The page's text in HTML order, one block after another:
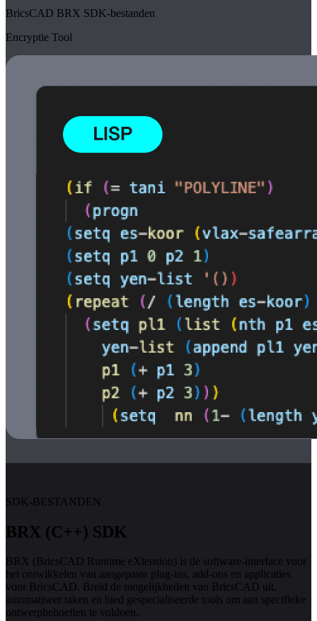
BricsCAD BRX SDK-bestanden
Encryptie Tool
SDK-BESTANDEN
BRX (C++) SDK
BRX (BricsCAD Runtime eXtension) is de software-interface voor
het ontwikkelen van aangepaste plug-ins, add-ons en applicaties
voor BricsCAD. Breid de mogelijkheden van BricsCAD uit,
automatiseer taken en bied gespecialiseerde tools om aan specifieke
ontwerpbehoeften te voldoen.